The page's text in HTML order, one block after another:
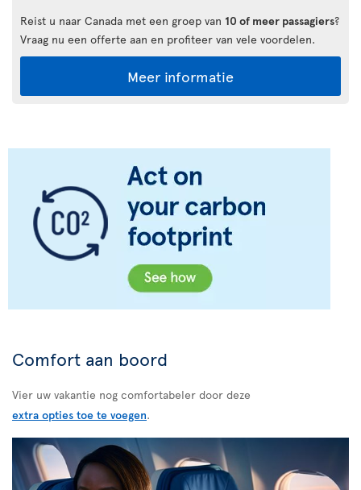
Reist u naar Canada met een groep van 10 of meer passagiers?
Vraag nu een offerte aan en profiteer van vele voordelen.
Meer informatie
Comfort aan boord
Vier uw vakantie nog comfortabeler door deze
extra opties toe te voegen.